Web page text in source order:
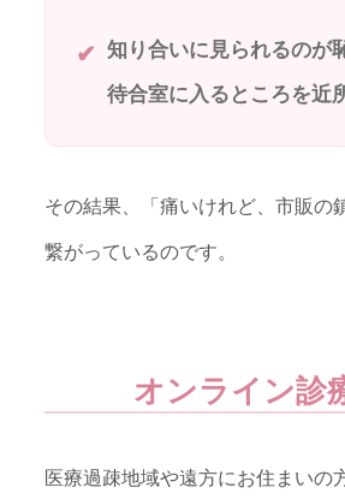
知り合いに見られるのが
待合室に入るところを近
その結果、「痛いけれど、市販の
繋がっているのです。
オンライン診
医療過疎地域や遠方にお住まいの